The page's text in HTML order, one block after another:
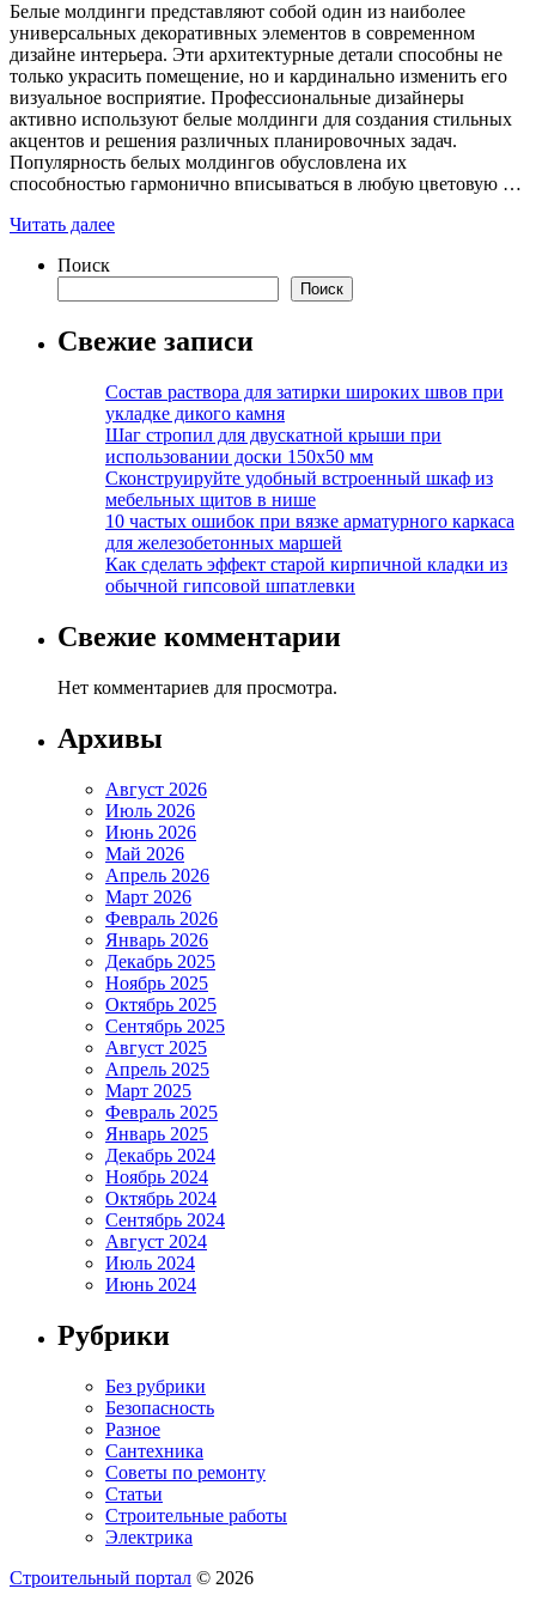
Белые молдинги представляют собой один из наиболее
универсальных декоративных элементов в современном
дизайне интерьера. Эти архитектурные детали способны не
только украсить помещение, но и кардинально изменить его
визуальное восприятие. Профессиональные дизайнеры
активно используют белые молдинги для создания стильных
акцентов и решения различных планировочных задач.
Популярность белых молдингов обусловлена их
способностью гармонично вписываться в любую цветовую …
Читать далее
Поиск
Поиск
Свежие записи
Состав раствора для затирки широких швов при
укладке дикого камня
Шаг стропил для двускатной крыши при
использовании доски 150х50 мм
Сконструируйте удобный встроенный шкаф из
мебельных щитов в нише
10 частых ошибок при вязке арматурного каркаса
для железобетонных маршей
Как сделать эффект старой кирпичной кладки из
обычной гипсовой шпатлевки
Свежие комментарии
Нет комментариев для просмотра.
Архивы
Август 2026
Июль 2026
Июнь 2026
Май 2026
Апрель 2026
Март 2026
Февраль 2026
Январь 2026
Декабрь 2025
Ноябрь 2025
Октябрь 2025
Сентябрь 2025
Август 2025
Апрель 2025
Март 2025
Февраль 2025
Январь 2025
Декабрь 2024
Ноябрь 2024
Октябрь 2024
Сентябрь 2024
Август 2024
Июль 2024
Июнь 2024
Рубрики
Без рубрики
Безопасность
Разное
Сантехника
Советы по ремонту
Статьи
Строительные работы
Электрика
Строительный портал © 2026